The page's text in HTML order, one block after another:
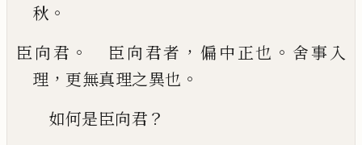
秋 。
臣向君 。 臣向君者 ， 偏中正也 。 舍事入
理 ， 更無真理之異也 。
如何是臣向君 ？